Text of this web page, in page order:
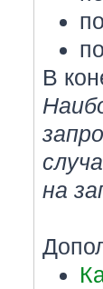
В
на